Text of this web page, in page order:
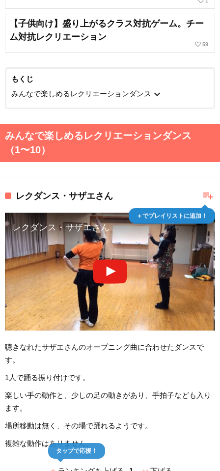
【子供向け】盛り上がるクラス対抗ゲーム。チー
ム対抗レクリエーション
favorite_border 59
もくじ
みんなで楽しめるレクリエーションダンス expand_more
みんなで楽しめるレクリエーションダンス
（1〜10）
playlist_add
＋でプレイリストに追加！
レクダンス・サザエさん
レクダンス・サザエさん
聴きなれたサザエさんのオープニング曲に合わせたダンスで
す。
1人で踊る振り付けです。
楽しい手の動作と、少しの足の動きがあり、手拍子なども入り
ます。
場所移動は無く、その場で踊れるようです。
複雑な動作はありません。
タップで応援！